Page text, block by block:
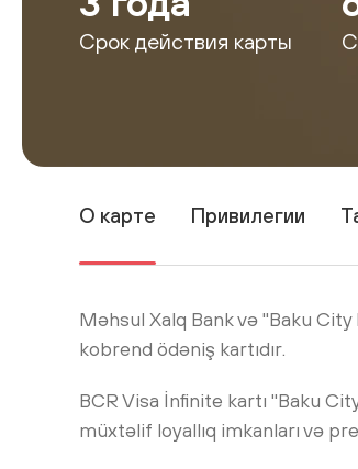
Срок действия карты
О карте Привилегии
Məhsul Xalq Bank və "Baku
kobrend ödəniş kartıdır.
BCR Visa İnfinite kartı "Baku
müxtəlif loyallıq imkanları və